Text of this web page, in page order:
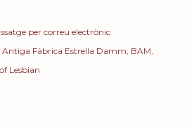
per correu electrònic
Antiga Fàbrica Estrella Damm BAM
Lesbian